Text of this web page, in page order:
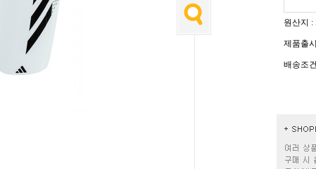
원산지 :
제품출
배송조